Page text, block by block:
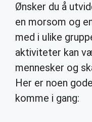
Ønsker du å
en morsom og
med i ulike
aktiviteter kan
mennesker og
Her er noen
komme i gang: